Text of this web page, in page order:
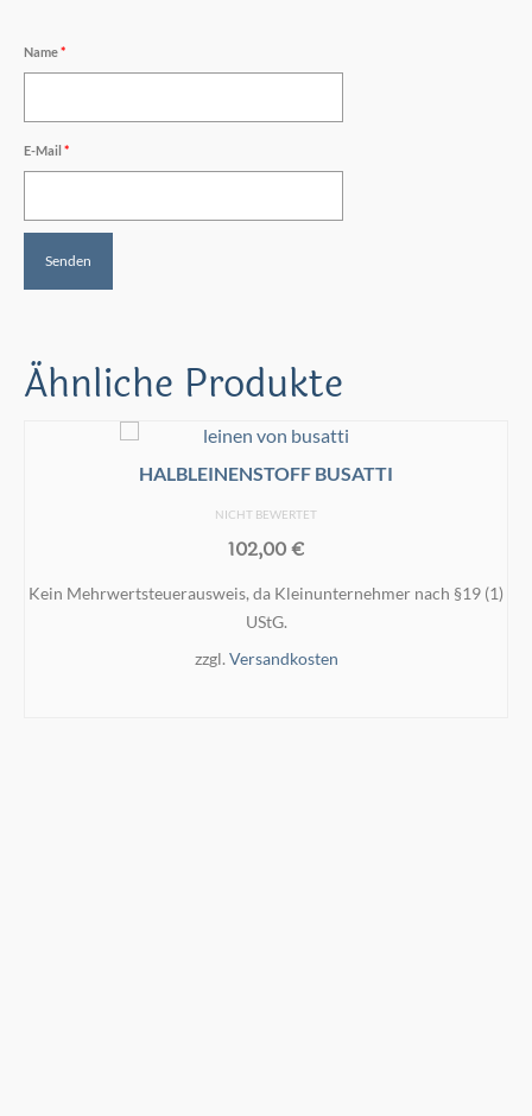
Name*
E-Mail *
Ähnliche Produkte
HALBLEINENSTOFF BUSATTI
NICHT BEWERTET
102,00€
Kein Mehrwertsteuerausweis, da Kleinunternehmer nach §19 (1)
UStG.
zzgl. Versandkosten